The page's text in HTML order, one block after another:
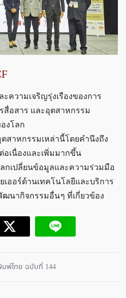
ความเจริญรุ่งเรืองของการ
อสาร และอุตสาหกรรม
งโลก
สาหกรรมเหล่านี้โดยคำนึงถึง
อเนื่องและเพิ่มมากขึ้น
ลกเปลี่ยนข้อมูลและความร่วมมือ
ออร์ด้านเทคโนโลยีและบริการ
นากิจกรรมอื่น ๆ ที่เกี่ยวข้อง
มพ์ไทย ฉบับที่ 144